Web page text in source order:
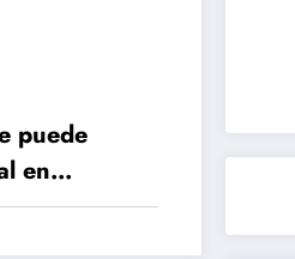
puede
en